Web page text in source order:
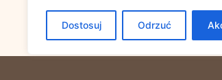
Dostosuj Odrzuć
FINGERFOOD – patyczki
9cm op. 100 sztuk